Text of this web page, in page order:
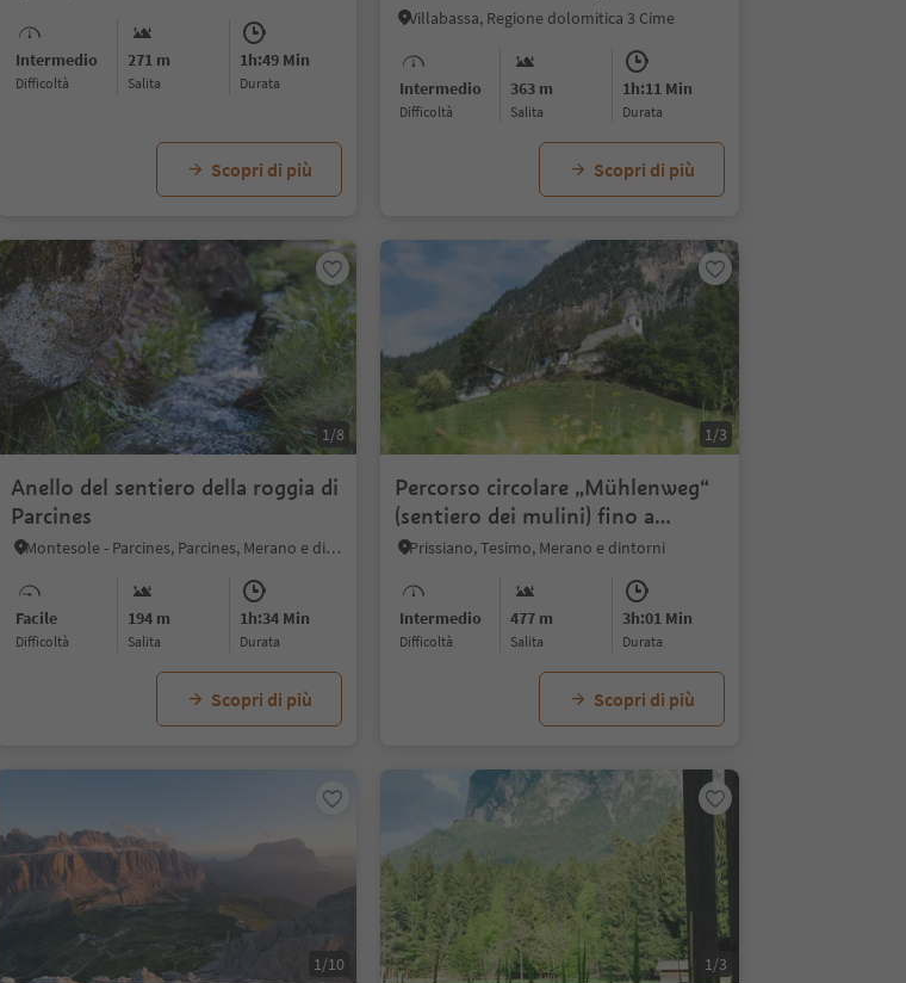
Intermedio
Difficoltà
271 m
Salita
1h:49 Min
durata
Scopri di più
Villabassa, Regione dolomitica 3 Cime
Intermedio
Difficoltà
363 m
Salita
1h:11 Min
durata
Scopri di più
1/8
Anello del sentiero della roggia di
Parcines
Montesole - Parcines, Parcines, Merano e dintorni
Facile
Difficoltà
194 m
Salita
1h:34 Min
durata
Scopri di più
1/3
Percorso circolare „Mühlenweg“
(sentiero dei mulini) fino a
Caprile
Prissiano, Tesimo, Merano e dintorni
Intermedio
Difficoltà
477 m
Salita
3h:01 Min
durata
Scopri di più
1/10 1/3